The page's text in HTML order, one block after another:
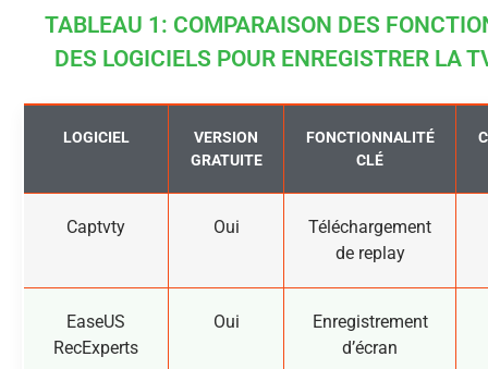
TABLEAU 1: COMPARAISON DES
DES LOGICIELS POUR ENREGISTRER LA
LOGICIEL
VERSION
GRATUITE
FONCTIONNALITÉ
CLÉ
Captvty Oui
Téléchargement
de replay
EaseUS
RecExperts
Oui
Enregistrement
d’écran